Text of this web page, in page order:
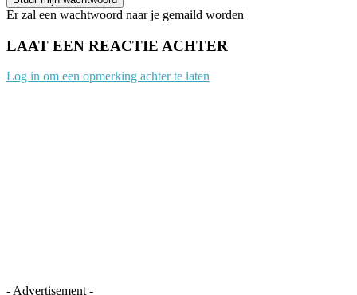
Er zal een wachtwoord naar je gemaild worden
LAAT EEN REACTIE ACHTER
Log in om een opmerking achter te laten
- Advertisement -